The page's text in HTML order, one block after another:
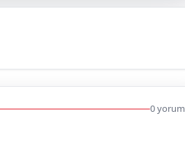
0 yorum